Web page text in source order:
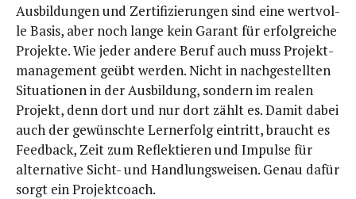
Aus­bil­dun­gen und Zer­ti­fi­zie­run­gen sind eine wert­vol­
le Basis, aber noch lan­ge kein Garant für erfolg­rei­che
Pro­jek­te. Wie jeder ande­re Beruf auch muss Pro­jekt­
ma­nage­ment geübt wer­den. Nicht in nach­ge­stell­ten
Situa­tio­nen in der Aus­bil­dung, son­dern im rea­len
Pro­jekt, denn dort und nur dort zählt es. Damit dabei
auch der gewünsch­te Lern­erfolg ein­tritt, braucht es
Feed­back, Zeit zum Reflek­tie­ren und Impul­se für
alter­na­ti­ve Sicht- und Hand­lungs­wei­sen. Genau dafür
sorgt ein Projektcoach.